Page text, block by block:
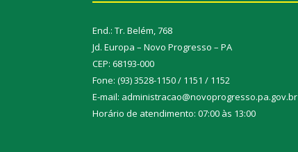
End.: Tr. Belém, 768
Jd. Europa – Novo Progresso – PA
CEP: 68193-000
Fone: (93) 3528-1150 / 1151 / 1152
E-mail: administracao@novoprogresso.pa.gov.br
Horário de atendimento: 07:00 às 13:00